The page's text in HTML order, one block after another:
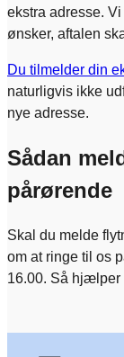
ekstra adresse.
ønsker, aftalen
Du tilmelder din
naturligvis ikke
nye adresse.
Sådan
pårørende
Skal du melde
om at ringe til os
16.00. Så hjælper